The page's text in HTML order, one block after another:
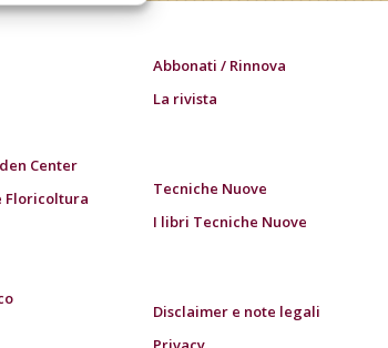
Center
Floricoltura
Abbonati / Rinnova
La rivista
Tecniche Nuove
I libri Tecniche Nuove
Disclaimer e note legali